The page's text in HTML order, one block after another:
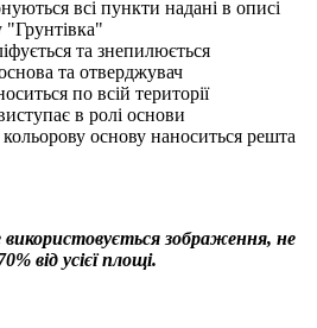
всі пункти надані в описі
"Грунтівка"
та знепилюється
та отверджувач
по всій території
в ролі основи
основу наноситься решта
зображення, не
від усієї площі.